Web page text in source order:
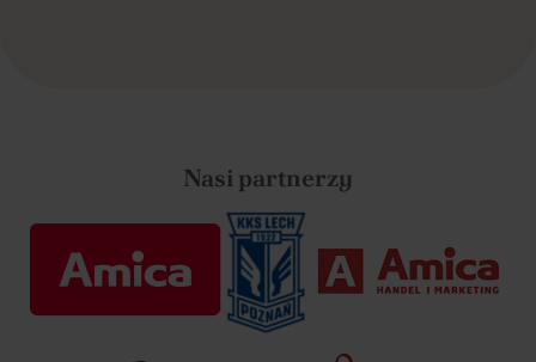
Nasi partnerzy